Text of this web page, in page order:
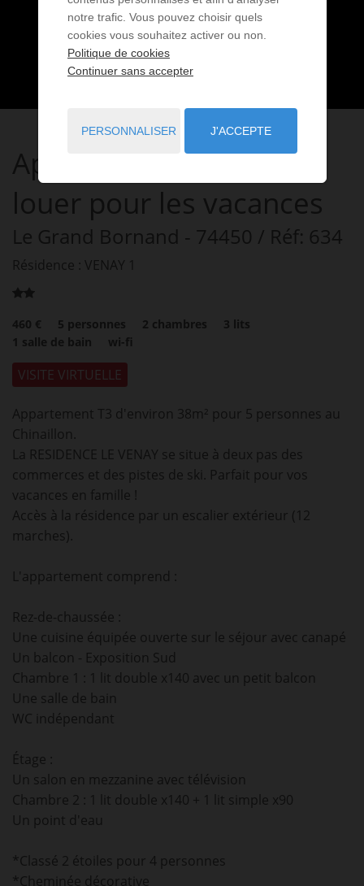
Appartement3 pièces
louer pour les vacances
Le Grand Bornand - 74450 / Réf: 634
Résidence : VENAY 1
460 € 5 personnes 2 chambres 3 lits
1 salle de bain wi-fi
VISITE VIRTUELLE
Appartement T3 d'environ 38m² pour 5 personnes au
Chinaillon.
La RESIDENCE LE VENAY se situe à deux pas des
commerces et des pistes de ski. Parfait pour vos
vacances en famille !
Accès à la résidence par un escalier extérieur (12
marches).
L'appartement comprend :
Rez-de-chaussée :
Une cuisine équipée ouverte sur le séjour avec canapé
Un balcon - Exposition Sud
Chambre 1 : 1 lit double x140 avec un petit balcon
Une salle de bain
WC indépendant
Étage :
Un salon en mezzanine avec télévision
Chambre 2 : 1 lit double x140 + 1 lit simple x90
Un point d'eau
*Classé 2 étoiles pour 4 personnes
*Cheminée décorative
notre trafic. Vous pouvez choisir quels
cookies vous souhaitez activer ou non.
Politique de cookies
Continuer sans accepter
PERSONNALISER J'ACCEPTE